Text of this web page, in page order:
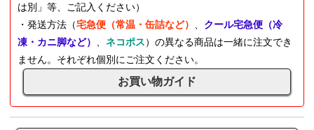
は別」等、ご記入ください）
・発送方法（宅急便（常温・缶詰など） 、 クール宅急便（冷
凍・カニ脚など） 、ネコポス）の異なる商品は一緒に注文でき
ません。それぞれ個別にご注文ください。
お買い物ガイド